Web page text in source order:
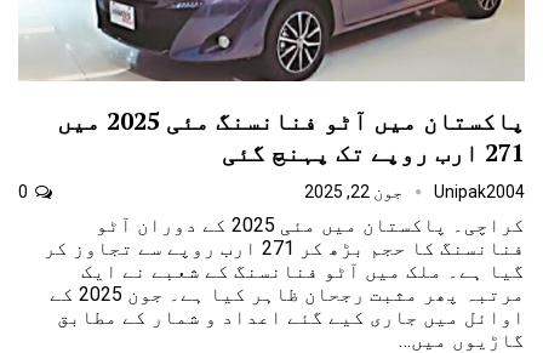
پاکستان میں آٹو فنانسنگ مئی 2025 میں
271 ارب روپے تک پہنچ گئی
Unipak2004 جون 22, 2025
کراچی۔ پاکستان میں مئی 2025 کے دوران آٹو
فنانسنگ کا حجم بڑھ کر 271 ارب روپے سے تجاوز کر
گیا ہے۔ ملک میں آٹو فنانسنگ کے شعبے نے ایک
مرتبہ پھر مثبت رجحان ظاہر کیا ہے۔ جون 2025 کے
اوائل میں جاری کیے گئے اعداد و شمار کے مطابق
گاڑیوں میں…